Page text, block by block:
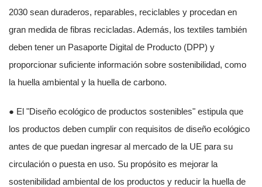
2030 sean duraderos, reparables, reciclables y procedan en
gran medida de fibras recicladas. Además, los textiles también
deben tener un Pasaporte Digital de Producto (DPP) y
proporcionar suficiente información sobre sostenibilidad, como
la huella ambiental y la huella de carbono.
● El "Diseño ecológico de productos sostenibles" estipula que
los productos deben cumplir con requisitos de diseño ecológico
antes de que puedan ingresar al mercado de la UE para su
circulación o puesta en uso. Su propósito es mejorar la
sostenibilidad ambiental de los productos y reducir la huella de